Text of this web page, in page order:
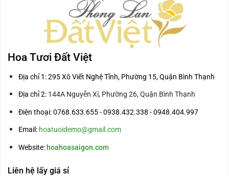
Hoa Tươi Đất Việt
Địa chỉ 1: 295 Xô Viết Nghệ Tĩnh, Phường 15, Quận Bình Thạnh
Địa chỉ 2: 144A Nguyễn Xí, Phường 26, Quận Bình Thạnh
Điện thoại: 0768.633.655 - 0938.432.338 - 0948.404.997
Email: hoatuoidemo@gmail.com
Website: hoahoasaigon.com
Liên hệ lấy giá sỉ